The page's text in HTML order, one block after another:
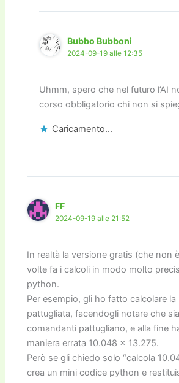
Bubbo Bubboni
2024-09-19 alle 12:35
Uhmm, spero che nel futuro l’AI
corso obbligatorio chi non si
Caricamento...
FF
2024-09-19 alle 21:52
In realtà la versione gratis (che non
volte fa i calcoli in modo molto
python.
Per esempio, gli ho fatto calcolare la
pattugliata, facendogli notare che
comandanti pattugliano, e alla fine
maniera errata 10.048 × 13.275.
Però se gli chiedo solo “calcola
crea un mini codice python e